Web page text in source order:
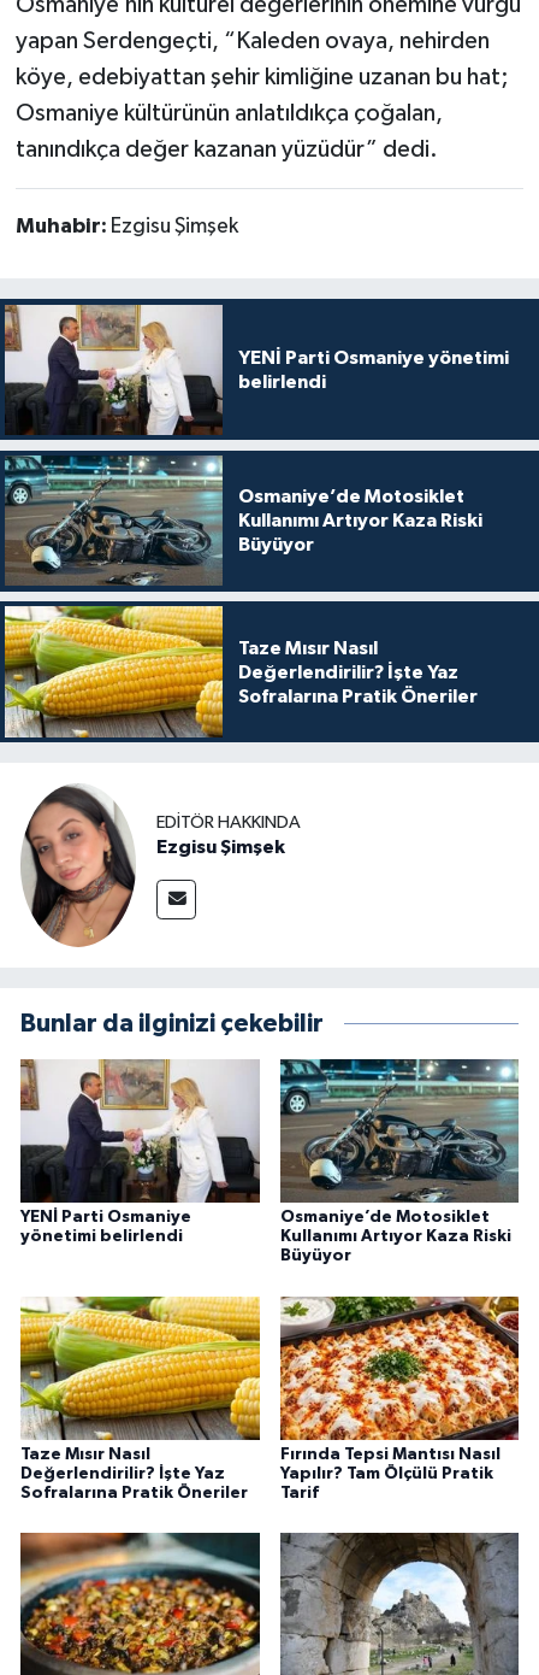
yapan Serdengeçti, “Kaleden ovaya, nehirden
köye, edebiyattan şehir kimliğine uzanan bu hat;
Osmaniye kültürünün anlatıldıkça çoğalan,
tanındıkça değer kazanan yüzüdür” dedi.
Muhabir: Ezgisu Şimşek
YENİ Parti Osmaniye yönetimi
belirlendi
Osmaniye’de Motosiklet
Kullanımı Artıyor Kaza Riski
Büyüyor
Taze Mısır Nasıl
Değerlendirilir? İşte Yaz
Sofralarına Pratik Öneriler
EDITÖR HAKKINDA
Ezgisu Şimşek
Bunlar da ilginizi çekebilir
YENİ Parti Osmaniye
yönetimi belirlendi
Osmaniye’de Motosiklet
Kullanımı Artıyor Kaza Riski
Büyüyor
Taze Mısır Nasıl
Değerlendirilir? İşte Yaz
Sofralarına Pratik Öneriler
Fırında Tepsi Mantısı Nasıl
Yapılır? Tam Ölçülü Pratik
Tarif